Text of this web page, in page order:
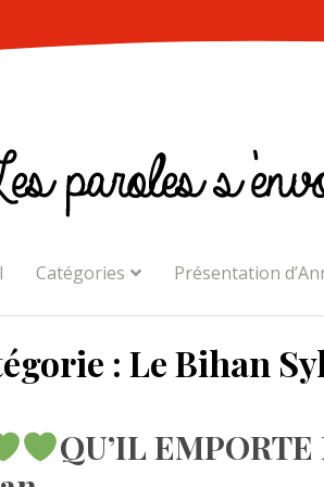
Catégories Présentation
: Le Bihan
QU’IL